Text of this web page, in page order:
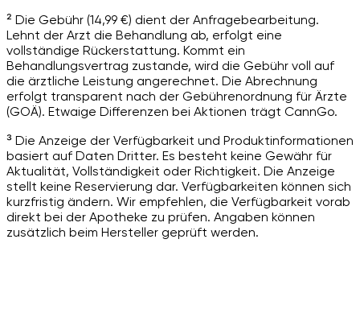
² Die Gebühr (14,99 €) dient der Anfragebearbeitung.
Lehnt der Arzt die Behandlung ab, erfolgt eine
vollständige Rückerstattung. Kommt ein
Behandlungsvertrag zustande, wird die Gebühr voll auf
die ärztliche Leistung angerechnet. Die Abrechnung
erfolgt transparent nach der Gebührenordnung für Ärzte
(GOÄ). Etwaige Differenzen bei Aktionen trägt CannGo.
³ Die Anzeige der Verfügbarkeit und Produktinformationen
basiert auf Daten Dritter. Es besteht keine Gewähr für
Aktualität, Vollständigkeit oder Richtigkeit. Die Anzeige
stellt keine Reservierung dar. Verfügbarkeiten können sich
kurzfristig ändern. Wir empfehlen, die Verfügbarkeit vorab
direkt bei der Apotheke zu prüfen. Angaben können
zusätzlich beim Hersteller geprüft werden.